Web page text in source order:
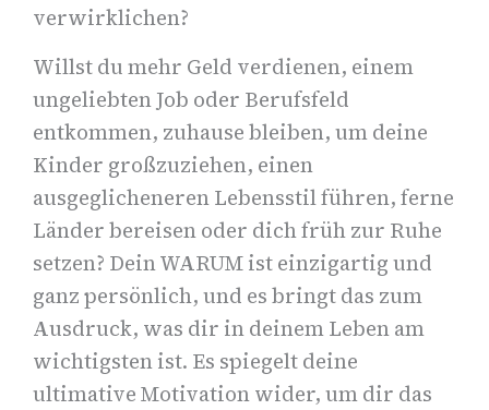
verwirklichen?
Willst du mehr Geld verdienen, einem
ungeliebten Job oder Berufsfeld
entkommen, zuhause bleiben, um deine
Kinder großzuziehen, einen
ausgeglicheneren Lebensstil führen, ferne
Länder bereisen oder dich früh zur Ruhe
setzen? Dein WARUM ist einzigartig und
ganz persönlich, und es bringt das zum
Ausdruck, was dir in deinem Leben am
wichtigsten ist. Es spiegelt deine
ultimative Motivation wider, um dir das